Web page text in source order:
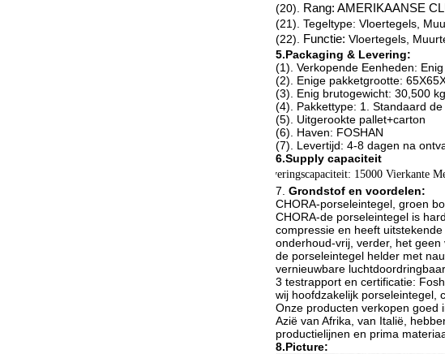
(20).
Rang: AMERIKAANSE
(21). Tegeltype: Vloertegels,
(22).
Functie: Vloertegels,
5.Packaging & Levering:
(1). Verkopende Eenheden:
(2). Enige pakketgrootte:
(3). Enig brutogewicht: 30,500 kg
(4). Pakkettype: 1. Standaard
(5). Uitgerookte pallet+carton
(6). Haven: FOSHAN
(7). Levertijd: 4-8 dagen na
6.Supply capaciteit
Leveringscapaciteit: 15000 Vierkante
7. Grondstof en voordelen:
CHORA-porseleintegel, groen
CHORA-de porseleintegel is
compressie en heeft
onderhoud-vrij, verder, het
de porseleintegel helder met
vernieuwbare
3 testrapport en certificatie:
wij hoofdzakelijk porseleintegel,
Onze producten verkopen goed
Azië van Afrika, van Italië,
productielijnen en prima
8.Picture: